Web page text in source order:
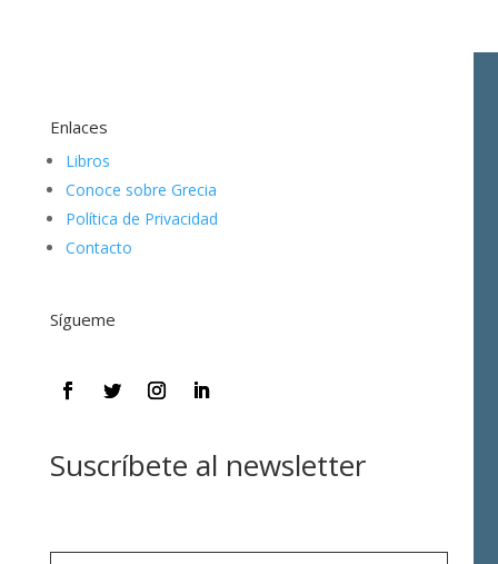
Enlaces
Libros
Conoce sobre Grecia
Política de Privacidad
Contacto
Sígueme
Suscríbete al newsletter